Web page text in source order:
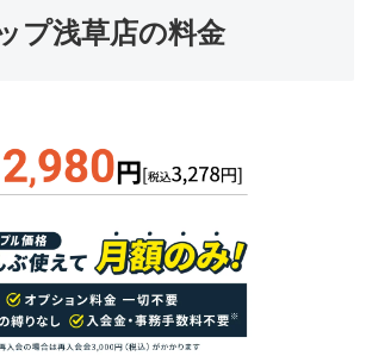
プ浅草店の料金